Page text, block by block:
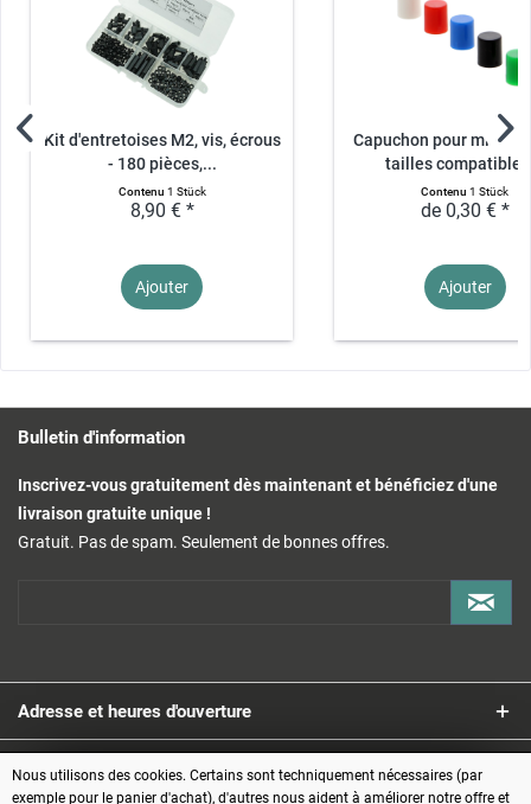
Kit d'entretoises M2, vis, écrous
- 180 pièces,...
Contenu 1 Stück
8,90 € *
Ajouter
Capuchon pour
tailles
Contenu1 Stück
de 0,30 € *
Ajouter
Bulletin d'information
Inscrivez-vous gratuitement dès maintenant et bénéficiez d'une
livraison gratuite unique !
Gratuit. Pas de spam. Seulement de bonnes offres.
Adresse et heures d'ouverture
Service
Nous utilisons des cookies. Certains sont techniquement nécessaires (par
exemple pour le panier d'achat), d'autres nous aident à améliorer notre offre et